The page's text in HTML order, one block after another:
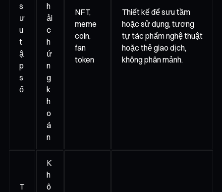
s
ư
u
t
ậ
p
s
ố
h
ải
c
h
ứ
n
g
k
h
o
á
n
NFT,
meme
coin,
fan
token
Thiết kế để sưu tầm
hoặc sử dụng, tương
tự tác phẩm nghệ thuật
hoặc thẻ giao dịch,
không phân mảnh.
T
K
h
ô